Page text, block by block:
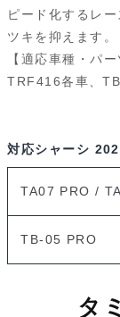
b
o
o
ピード化するレ
ツキを抑えます。
【適応車種・パー
TRF416各車、
対応シャーシ
TA07 PRO /
TB-05 PRO
タ